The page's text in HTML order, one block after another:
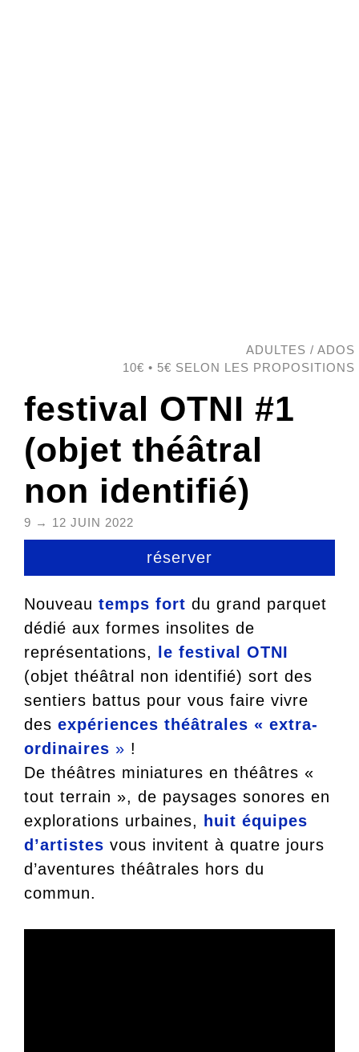
festival OTNI #1
(objet théâtral
non identifié)
9 → 12 JUIN 2022
réserver
Nouveau temps fort du grand parquet
dédié aux formes insolites de
représentations,
le festival OTNI
(objet théâtral non identifié) sort des
sentiers battus pour vous faire vivre
des expériences théâtrales « extra-
ordinaires » !
De théâtres miniatures en théâtres «
tout terrain », de paysages sonores en
explorations urbaines,
huit équipes
d’artistes vous invitent à quatre jours
d’aventures théâtrales hors du
commun.
ADULTES / ADOS
10€ • 5€ SELON LES PROPOSITIONS